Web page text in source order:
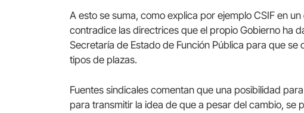
A esto se suma, como explica por ejemplo CSIF en
contradice las directrices que el propio Gobierno ha
Secretaría de Estado de Función Pública para que
tipos de plazas.
Fuentes sindicales comentan que una posibilidad
para transmitir la idea de que a pesar del cambio, se